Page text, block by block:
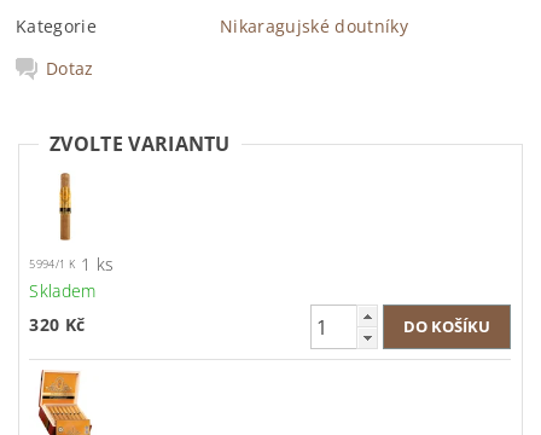
Kategorie
Nikaragujské doutníky
Dotaz
ZVOLTE VARIANTU
5994/1 K 1 ks
Skladem
320 Kč